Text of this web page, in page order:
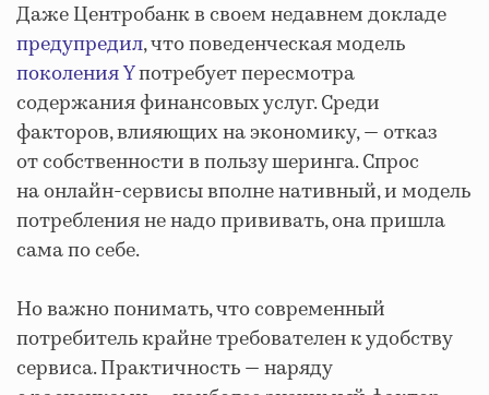
Даже Центробанк в своем недавнем докладе
предупредил, что поведенческая модель
поколения Yпотребует пересмотра
содержания финансовых услуг. Среди
факторов, влияющих на экономику, — отказ
от собственности в пользу шеринга. Спрос
на онлайн-сервисы вполне нативный, и модель
потребления не надо прививать, она пришла
сама по себе.
Но важно понимать, что современный
потребитель крайне требователен к удобству
сервиса. Практичность — наряду